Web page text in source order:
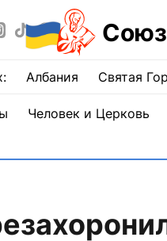
Албания Святая
Человек и Церковь